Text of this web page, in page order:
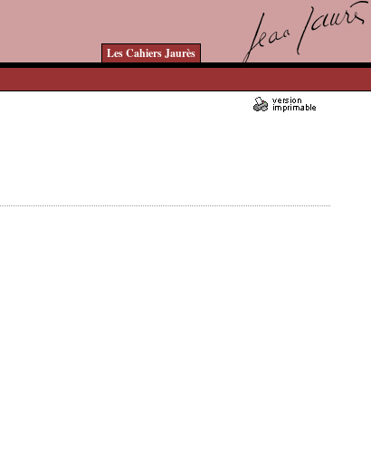
Les Cahiers Jaurès